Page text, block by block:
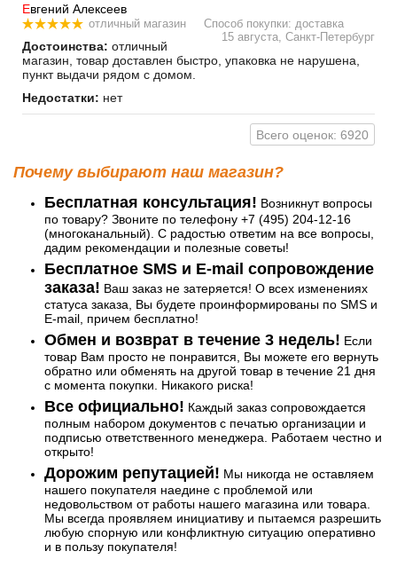
Евгений Алексеев
отличный магазин
Способ покупки: доставка
15 августа, Санкт-Петербург
Достоинства: отличный
магазин, товар доставлен быстро, упаковка не нарушена,
пункт выдачи рядом с домом.
Недостатки: нет
Всего оценок: 6920
Почему выбирают наш магазин?
Бесплатная консультация! Возникнут вопросы
по товару? Звоните по телефону +7 (495) 204-12-16
(многоканальный). С радостью ответим на все вопросы,
дадим рекомендации и полезные советы!
Бесплатное SMS и E-mail сопровождение
заказа! Ваш заказ не затеряется! О всех изменениях
статуса заказа, Вы будете проинформированы по SMS и
E-mail, причем бесплатно!
Обмен и возврат в течение 3 недель! Если
товар Вам просто не понравится, Вы можете его вернуть
обратно или обменять на другой товар в течение 21 дня
с момента покупки. Никакого риска!
Все официально! Каждый заказ сопровождается
полным набором документов с печатью организации и
подписью ответственного менеджера. Работаем честно и
открыто!
Дорожим репутацией! Мы никогда не оставляем
нашего покупателя наедине с проблемой или
недовольством от работы нашего магазина или товара.
Мы всегда проявляем инициативу и пытаемся разрешить
любую спорную или конфликтную ситуацию оперативно
и в пользу покупателя!